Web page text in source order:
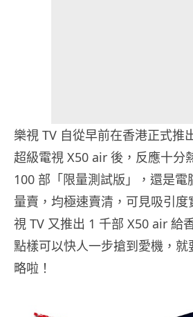
樂視 TV 自從早前在香港正式推
超級電視 X50 air 後，反應十分
100 部「限量測試版」，還是電
量賣，均極速賣清，可見吸引
視 TV 又推出 1 千部 X50 air 給
點樣可以快人一步搶到愛機，
略啦！